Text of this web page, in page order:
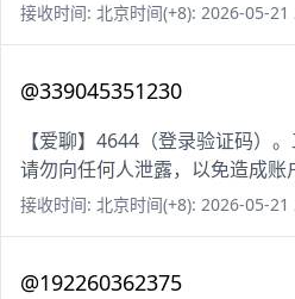
接收时间: 北京时间(+8): 2026-05-21
@339045351230
【爱聊】4644（登录验证码）
请勿向任何人泄露，以免造成账
接收时间: 北京时间(+8): 2026-05-21
@192260362375